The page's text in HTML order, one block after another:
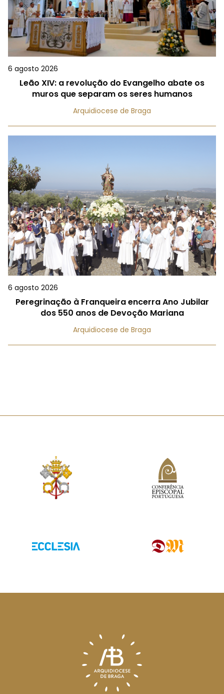
6 agosto 2026
Leão XIV: a revolução do Evangelho abate os
muros que separam os seres humanos
Arquidiocese de Braga
6 agosto 2026
Peregrinação à Franqueira encerra Ano Jubilar
dos 550 anos de Devoção Mariana
Arquidiocese de Braga